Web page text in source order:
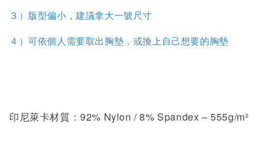
３）版型偏小，建議拿大一號尺寸
４）可依個人需要取出胸墊，或換上自己想要的胸墊
印尼萊卡材質：92% Nylon / 8% Spandex – 555g/m²